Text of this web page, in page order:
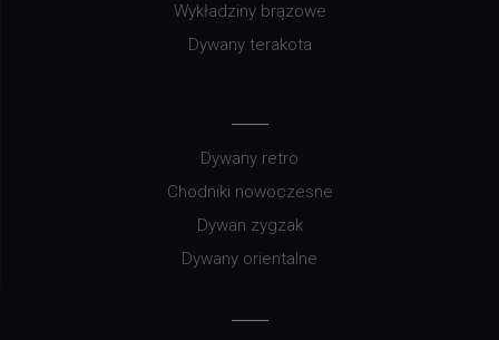
Wykładziny brązowe
Dywany terakota
Dywany retro
Chodniki nowoczesne
Dywan zygzak
Dywany orientalne